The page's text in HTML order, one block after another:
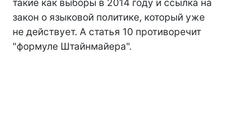
такие как выборы в 2014 году и ссылка на
закон о языковой политике, который уже
не действует. А статья 10 противоречит
"формуле Штайнмайера".